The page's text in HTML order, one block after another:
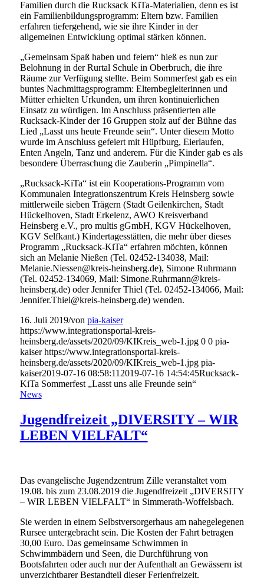
Familien durch die Rucksack KiTa-Materialien, denn es ist
ein Familienbildungsprogramm: Eltern bzw. Familien
erfahren tiefergehend, wie sie ihre Kinder in der
allgemeinen Entwicklung optimal stärken können.
„Gemeinsam Spaß haben und feiern“ hieß es nun zur
Belohnung in der Rurtal Schule in Oberbruch, die ihre
Räume zur Verfügung stellte. Beim Sommerfest gab es ein
buntes Nachmittagsprogramm: Elternbegleiterinnen und
Mütter erhielten Urkunden, um ihren kontinuierlichen
Einsatz zu würdigen. Im Anschluss präsentierten alle
Rucksack-Kinder der 16 Gruppen stolz auf der Bühne das
Lied „Lasst uns heute Freunde sein“. Unter diesem Motto
wurde im Anschluss gefeiert mit Hüpfburg, Eierlaufen,
Enten Angeln, Tanz und anderem. Für die Kinder gab es als
besondere Überraschung die Zauberin „Pimpinella“.
„Rucksack-KiTa“ ist ein Kooperations-Programm vom
Kommunalen Integrationszentrum Kreis Heinsberg sowie
mittlerweile sieben Trägern (Stadt Geilenkirchen, Stadt
Hückelhoven, Stadt Erkelenz, AWO Kreisverband
Heinsberg e.V., pro multis gGmbH, KGV Hückelhoven,
KGV Selfkant.) Kindertagesstätten, die mehr über dieses
Programm „Rucksack-KiTa“ erfahren möchten, können
sich an Melanie Nießen (Tel. 02452-134038, Mail:
Melanie.Niessen@kreis-heinsberg.de), Simone Ruhrmann
(Tel. 02452-134069, Mail: Simone.Ruhrmann@kreis-
heinsberg.de) oder Jennifer Thiel (Tel. 02452-134066, Mail:
Jennifer.Thiel@kreis-heinsberg.de) wenden.
16. Juli 2019/von pia-kaiser
https://www.integrationsportal-kreis-
heinsberg.de/assets/2020/09/KIKreis_web-1.jpg 0 0 pia-
kaiser https://www.integrationsportal-kreis-
heinsberg.de/assets/2020/09/KIKreis_web-1.jpg pia-
kaiser2019-07-16 08:58:112019-07-16 14:54:45Rucksack-
KiTa Sommerfest „Lasst uns alle Freunde sein“
News
Jugendfreizeit „DIVERSITY – WIR
LEBEN VIELFALT“
Das evangelische Jugendzentrum Zille veranstaltet vom
19.08. bis zum 23.08.2019 die Jugendfreizeit „DIVERSITY
– WIR LEBEN VIELFALT“ in Simmerath-Woffelsbach.
Sie werden in einem Selbstversorgerhaus am nahegelegenen
Rursee untergebracht sein. Die Kosten der Fahrt betragen
30,00 Euro. Das gemeinsame Schwimmen in
Schwimmbädern und Seen, die Durchführung von
Bootsfahrten oder auch nur der Aufenthalt an Gewässern ist
unverzichtbarer Bestandteil dieser Ferienfreizeit.